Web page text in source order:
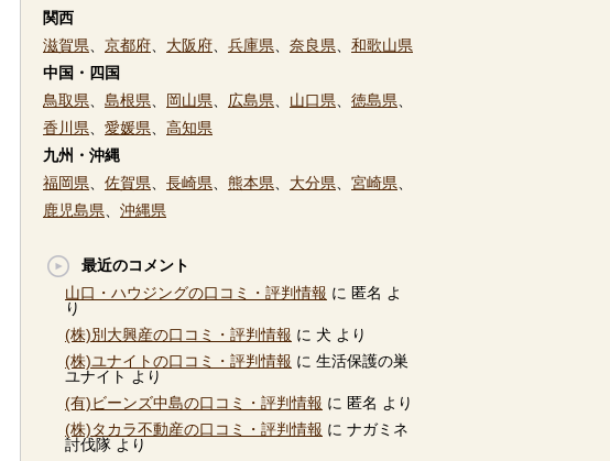
関西
滋賀県
京都府 大阪府 兵庫県 奈良県
和歌山県
中国・四国
鳥取県
島根県 岡山県 広島県 山口県 徳島県
香川県
愛媛県
高知県
九州・沖縄
福岡県
佐賀県 長崎県 熊本県 大分県 宮崎県
鹿児島県
沖縄県
最近のコメント
山口・ハウジングの口コミ・評判情報 に 匿名 よ
り
(株)別大興産の口コミ・評判情報 に 犬 より
(株)ユナイトの口コミ・評判情報 に 生活保護の巣
ユナイト より
(有)ビーンズ中島の口コミ・評判情報 に 匿名 より
(株)タカラ不動産の口コミ・評判情報 に ナガミネ
討伐隊 より